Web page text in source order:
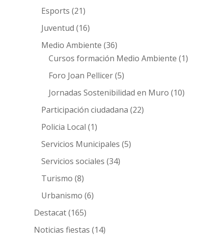
Esports (21)
Juventud (16)
Medio Ambiente (36)
Cursos formación Medio Ambiente (1)
Foro Joan Pellicer(5)
Jornadas Sostenibilidad en Muro (10)
Participación ciudadana (22)
Policia Local (1)
Servicios Municipales (5)
Servicios sociales (34)
Turismo (8)
Urbanismo (6)
Destacat(165)
Noticias fiestas (14)